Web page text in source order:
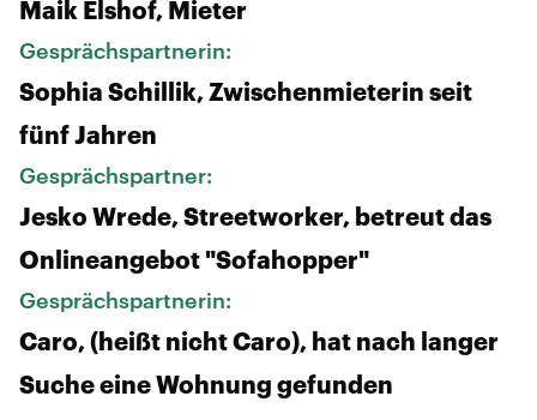
Maik Elshof, Mieter
Gesprächspartnerin:
Sophia Schillik, Zwischenmieterin seit
fünf Jahren
Gesprächspartner:
Jesko Wrede, Streetworker, betreut das
Onlineangebot "Sofahopper"
Gesprächspartnerin:
Caro, (heißt nicht Caro), hat nach langer
Suche eine Wohnung gefunden